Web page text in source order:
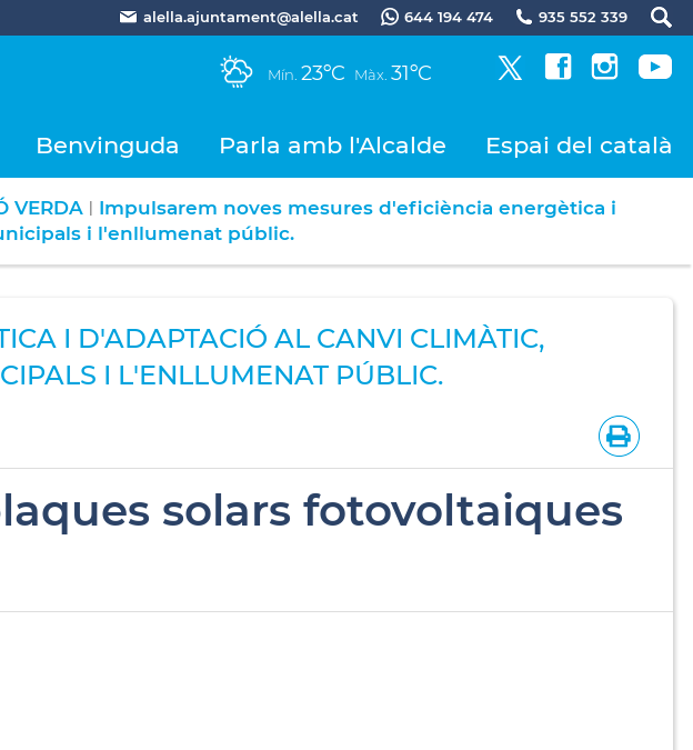
alella.ajuntament@alella.cat 644 194 474 935 552 339
Mín. 23ºC Màx. 31ºC
Benvinguda Parla amb l'Alcalde Espai del català
VERDA | Impulsarem noves mesures d'eficiència energètica i
i l'enllumenat públic.
I D'ADAPTACIÓ AL CANVI CLIMÀTIC,
I L'ENLLUMENAT PÚBLIC.
solars fotovoltaiques